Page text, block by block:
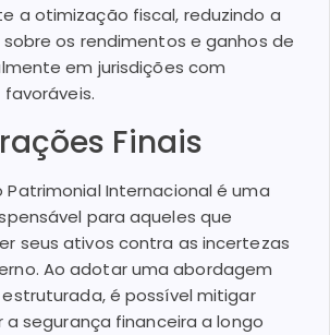
a otimização fiscal, reduzindo a
os rendimentos e ganhos de
em jurisdições com
Finais
Patrimonial Internacional é uma
para aqueles que
seus ativos contra as incertezas
Ao adotar uma abordagem
é possível mitigar
a segurança financeira a longo